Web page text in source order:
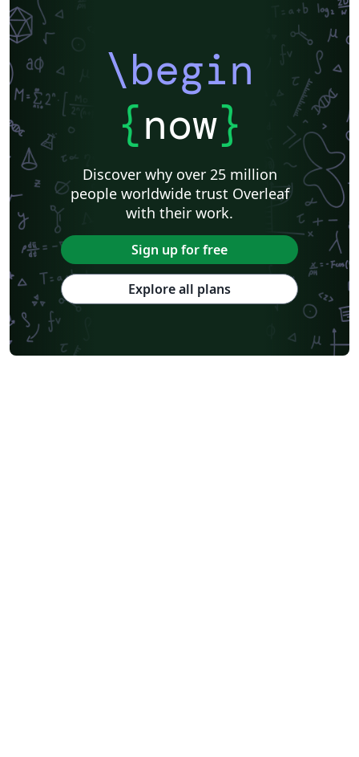
\begin
{now}
Discover why over 25 million
people worldwide trust Overleaf
with their work.
Sign up for free
Explore all plans